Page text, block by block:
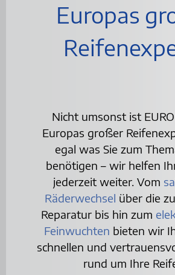
Europas
Nicht umsonst ist
Europas großer
egal was Sie zum
benötigen – wir helfen
jederzeit weiter. Vom
Räderwechsel über die
Reparatur bis hin zum
Feinwuchten bieten wir
schnellen und
rund um Ihre